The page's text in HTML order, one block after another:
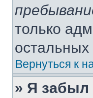
только
Вернуться к
» Я забыл